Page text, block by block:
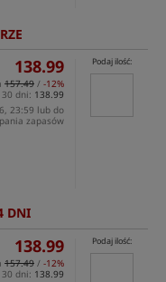
138.99
157.49 / -12%
dni: 138.99
23:59 lub do
zapasów
Podaj ilość:
DNI
138.99
157.49 / -12%
dni: 138.99
Podaj ilość: